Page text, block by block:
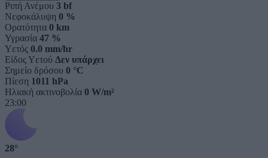
Ριπή Ανέμου 3 bf
Νεφοκάλυψη 0 %
Ορατότητα 0 km
Υγρασία 47 %
Υετός 0.0 mm/hr
Είδος Υετού Δεν υπάρχει
Σημείο δρόσου 0 °C
Πίεση 1011 hPa
Ηλιακή ακτινοβολία 0 W/m²
23:00
28°